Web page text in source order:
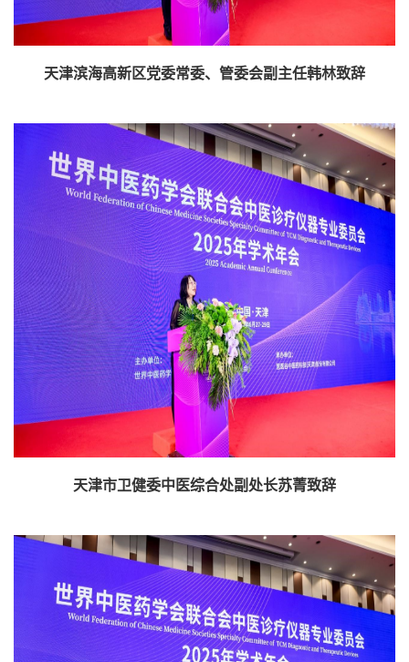
天津滨海高新区党委常委、管委会副主任韩林致辞
天津市卫健委中医综合处副处长苏菁致辞